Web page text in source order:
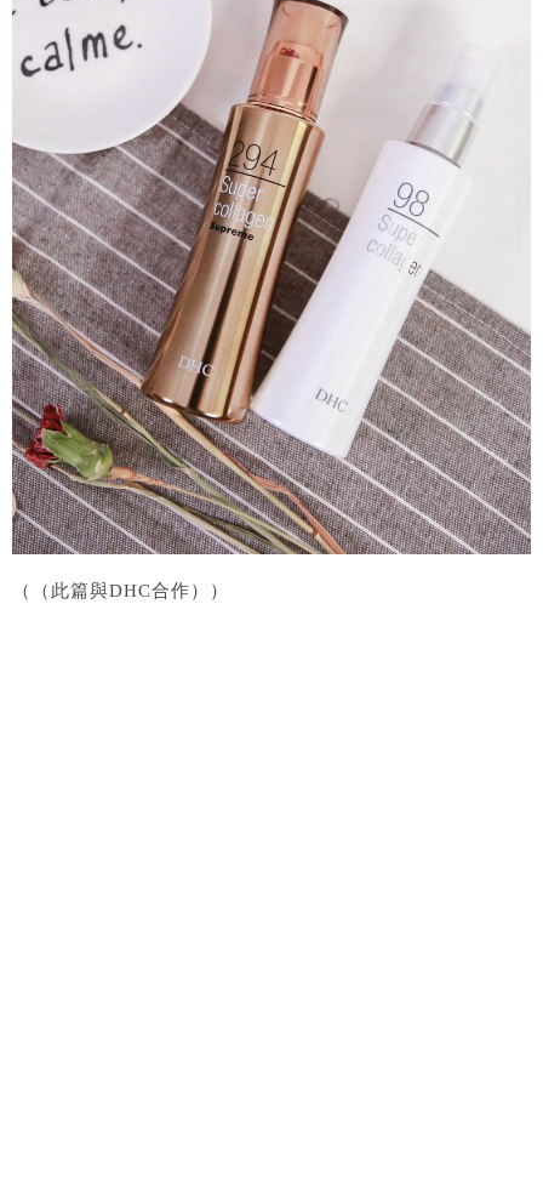
（（此篇與DHC合作））